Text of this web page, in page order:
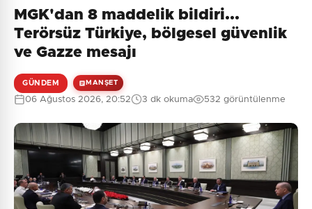
MGK'dan 8 maddelik bildiri...
Terörsüz Türkiye, bölgesel güvenlik
ve Gazze mesajı
GÜNDEM MANŞET
06 Ağustos 2026, 20:52 3 dk okuma 532 görüntülenme